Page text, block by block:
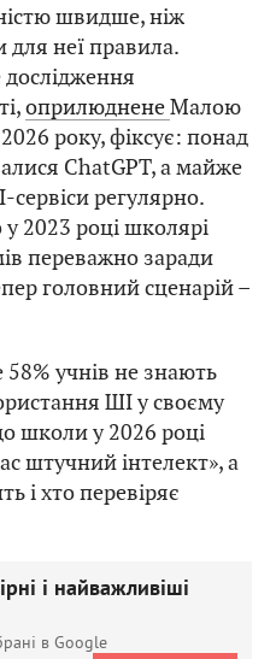
швидше, ніж
для неї правила.
оприлюдненеМалою
року, фіксує: понад
ChatGPT, а майже
регулярно.
2023 році школярі
переважно заради
головний сценарій –
учнів не знають
ШІ у своєму
школи у 2026 році
штучний інтелект», а
і хто перевіряє
і найважливіші
в Google